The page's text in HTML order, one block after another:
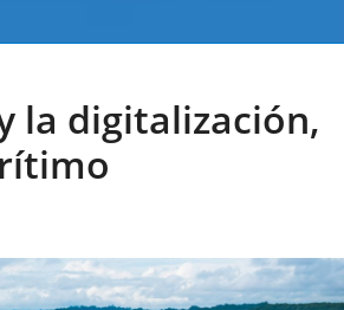
la digitalización,